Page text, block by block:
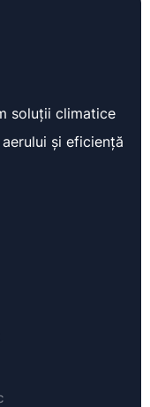
soluții climatice
și eficiență